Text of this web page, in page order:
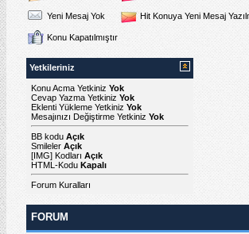
Yeni Mesaj Yok Hit Konuya Yeni Mesaj
Konu Kapatılmıştır
Yetkileriniz
Konu Acma Yetkiniz Yok
Cevap Yazma Yetkiniz Yok
Eklenti Yükleme Yetkiniz Yok
Mesajınızı Değiştirme Yetkiniz Yok
BB kodu Açık
Smileler Açık
[IMG] Kodları Açık
HTML-Kodu Kapalı
Forum Kuralları
FORUM